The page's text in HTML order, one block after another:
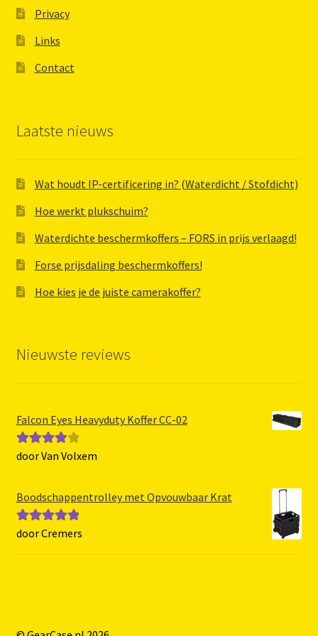
Privacy
Links
Contact
Laatste nieuws
Wat houdt IP-certificering in? (Waterdicht / Stofdicht)
Hoe werkt plukschuim?
Waterdichte beschermkoffers – FORS in prijs verlaagd!
Forse prijsdaling beschermkoffers!
Hoe kies je de juiste camerakoffer?
Nieuwste reviews
Falcon Eyes Heavyduty Koffer CC-02
Gewaarde
door Van Volxem
Boodschappentrolley met Opvouwbaar Krat
Gewaardeerd
door Cremers